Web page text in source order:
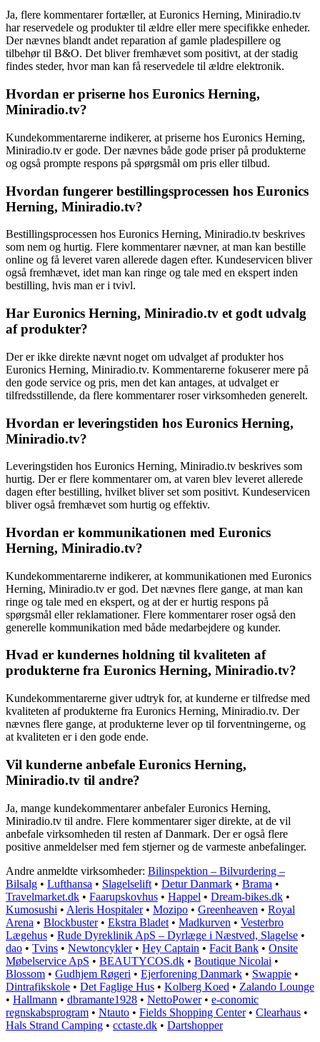
Ja, flere kommentarer fortæller, at Euronics Herning, Miniradio.tv
har reservedele og produkter til ældre eller mere specifikke enheder.
Der nævnes blandt andet reparation af gamle pladespillere og
tilbehør til B&O. Det bliver fremhævet som positivt, at der stadig
findes steder, hvor man kan få reservedele til ældre elektronik.
Hvordan er priserne hos Euronics Herning,
Miniradio.tv?
Kundekommentarerne indikerer, at priserne hos Euronics Herning,
Miniradio.tv er gode. Der nævnes både gode priser på produkterne
og også prompte respons på spørgsmål om pris eller tilbud.
Hvordan fungerer bestillingsprocessen hos Euronics
Herning, Miniradio.tv?
Bestillingsprocessen hos Euronics Herning, Miniradio.tv beskrives
som nem og hurtig. Flere kommentarer nævner, at man kan bestille
online og få leveret varen allerede dagen efter. Kundeservicen bliver
også fremhævet, idet man kan ringe og tale med en ekspert inden
bestilling, hvis man er i tvivl.
Har Euronics Herning, Miniradio.tv et godt udvalg
af produkter?
Der er ikke direkte nævnt noget om udvalget af produkter hos
Euronics Herning, Miniradio.tv. Kommentarerne fokuserer mere på
den gode service og pris, men det kan antages, at udvalget er
tilfredsstillende, da flere kommentarer roser virksomheden generelt.
Hvordan er leveringstiden hos Euronics Herning,
Miniradio.tv?
Leveringstiden hos Euronics Herning, Miniradio.tv beskrives som
hurtig. Der er flere kommentarer om, at varen blev leveret allerede
dagen efter bestilling, hvilket bliver set som positivt. Kundeservicen
bliver også fremhævet som hurtig og effektiv.
Hvordan er kommunikationen med Euronics
Herning, Miniradio.tv?
Kundekommentarerne indikerer, at kommunikationen med Euronics
Herning, Miniradio.tv er god. Det nævnes flere gange, at man kan
ringe og tale med en ekspert, og at der er hurtig respons på
spørgsmål eller reklamationer. Flere kommentarer roser også den
generelle kommunikation med både medarbejdere og kunder.
Hvad er kundernes holdning til kvaliteten af
produkterne fra Euronics Herning, Miniradio.tv?
Kundekommentarerne giver udtryk for, at kunderne er tilfredse med
kvaliteten af produkterne fra Euronics Herning, Miniradio.tv. Der
nævnes flere gange, at produkterne lever op til forventningerne, og
at kvaliteten er i den gode ende.
Vil kunderne anbefale Euronics Herning,
Miniradio.tv til andre?
Ja, mange kundekommentarer anbefaler Euronics Herning,
Miniradio.tv til andre. Flere kommentarer siger direkte, at de vil
anbefale virksomheden til resten af Danmark. Der er også flere
positive anmeldelser med fem stjerner og de varmeste anbefalinger.
Andre anmeldte virksomheder: Bilinspektion – Bilvurdering –
Bilsalg • Lufthansa • Slagelselift • Detur Danmark • Brama •
Travelmarket.dk • Faarupskovhus • Happel • Dream-bikes.dk •
Kumosushi • Aleris Hospitaler• Mozipo • Greenheaven • Royal
Arena • Blockbuster• Ekstra Bladet • Madkurven • Vesterbro
Lægehus • Rude Dyreklinik ApS – Dyrlæge i Næstved, Slagelse •
dao • Tvins • Newtoncykler• Hey Captain • Facit Bank • Onsite
Møbelservice ApS • BEAUTYCOS.dk • Boutique Nicolai •
Blossom • Gudhjem Røgeri • Ejerforening Danmark • Swappie •
Dintrafikskole • Det Faglige Hus • Kolberg Koed • Zalando Lounge
• Hallmann • dbramante1928 • NettoPower• e-conomic
regnskabsprogram • Ntauto • Fields Shopping Center• Clearhaus •
Hals Strand Camping • cctaste.dk • Dartshopper